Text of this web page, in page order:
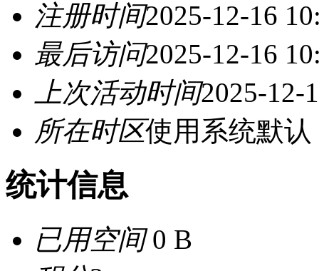
注册时间2025-12-16
最后访问2025-12-16
上次活动时间2025-12-
所在时区使用系统默认
统计信息
已用空间0 B